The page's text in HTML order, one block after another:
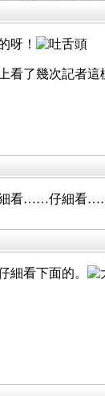
呀！
看了幾次記者這
細看……仔細看
細看下面的。